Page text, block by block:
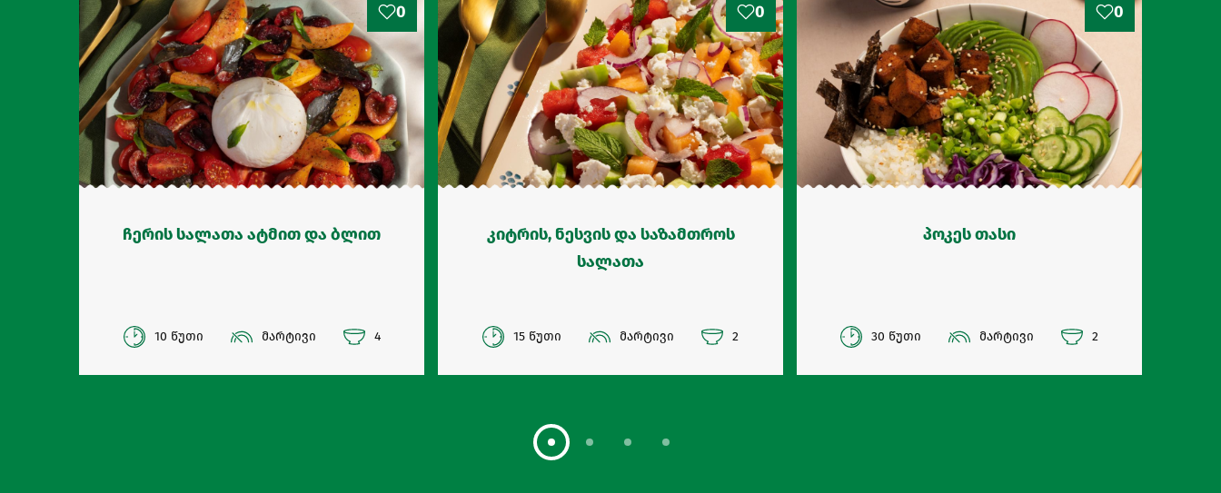
0
ჩერის სალათა ატმით და ბლით
10 წუთი მარტივი 4
0
კიტრის, ნესვის და საზამთროს
სალათა
15 წუთი მარტივი 2
0
პოკეს თასი
30 წუთი მარტივი 2